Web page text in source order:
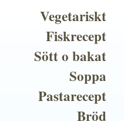
Vegetariskt
Fiskrecept
Sött o bakat
Soppa
Pastarecept
Bröd